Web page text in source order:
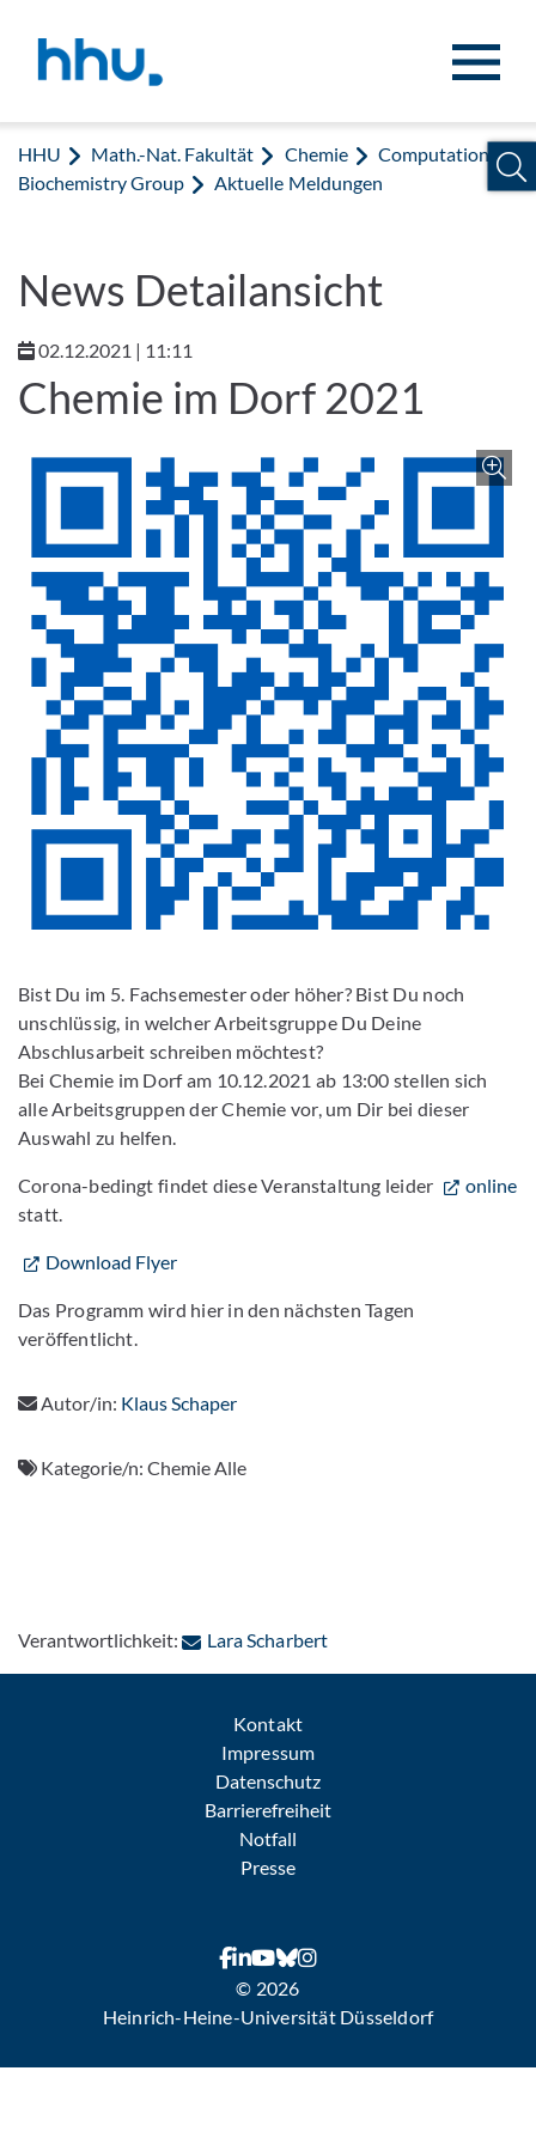
HHU Math.-Nat. Fakultät Chemie
Computational
Biochemistry Group
Aktuelle Meldungen
News Detailansicht
02.12.2021 | 11:11
Chemie im Dorf 2021
Bist Du im 5. Fachsemester oder höher? Bist Du noch
unschlüssig, in welcher Arbeitsgruppe Du Deine
Abschlusarbeit schreiben möchtest?
Bei Chemie im Dorf am 10.12.2021 ab 13:00 stellen sich
alle Arbeitsgruppen der Chemie vor, um Dir bei dieser
Auswahl zu helfen.
Corona-bedingt findet diese Veranstaltung leider
online
statt.
Download Flyer
Das Programm wird hier in den nächsten Tagen
veröffentlicht.
Autor/in: Klaus Schaper
Kategorie/n:Chemie Alle
Verantwortlichkeit: Lara Scharbert: Per E-Mail kontaktieren
Kontakt
Impressum
Datenschutz
Barrierefreiheit
Notfall
Presse
© 2026
Heinrich-Heine-Universität Düsseldorf